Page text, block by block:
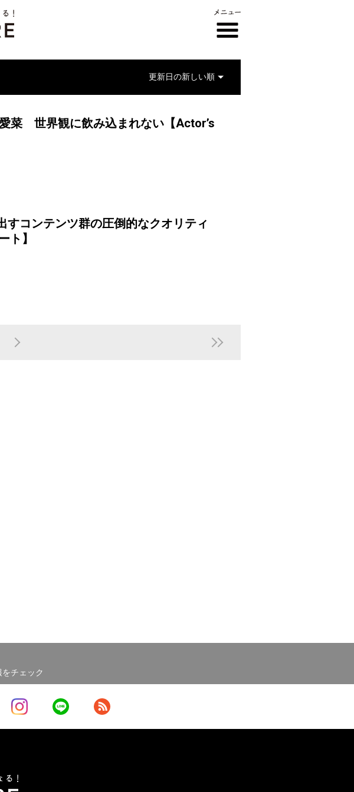
菜 世界観に飲み込まれない【Actor’s
すコンテンツ群の圧倒的なクオリティ
ト】
をチェック